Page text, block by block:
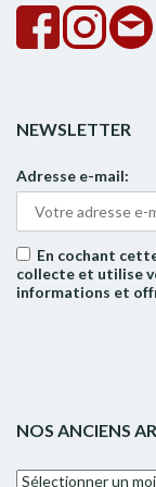
NEWSLETTER
Adresse e-mail:
En cochant
collecte et utilise
informations et
NOS ANCIENS
Nos